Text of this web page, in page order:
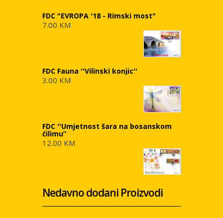
FDC "EVROPA '18 - Rimski most"
7.00 KM
FDC Fauna ''Vilinski konjic''
3.00 KM
FDC ''Umjetnost šara na bosanskom
ćilimu”
12.00 KM
Nedavno dodani Proizvodi